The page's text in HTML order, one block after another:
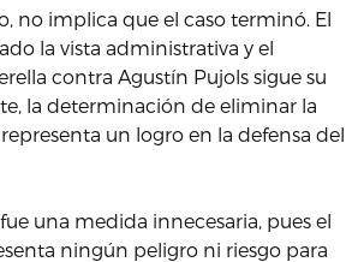
no implica que el caso terminó. El
la vista administrativa y el
contra Agustín Pujols sigue su
la determinación de eliminar la
un logro en la defensa del
una medida innecesaria, pues el
ningún peligro ni riesgo para